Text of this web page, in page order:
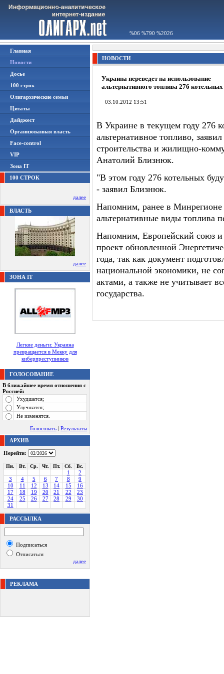
%06 %790 %2026
Главная
Новости
Досье
100 строк
Олигархические семьи
Цитаты
Дайджест
Организованная власть
Face-control
VIP
Зона IT
100 СТРОК
далее
ВЛАСТЬ
далее
ЗОНА IT
Легкие деньги: Украина
превращается в Мекку для
киберпреступников
ГОЛОСОВАНИЕ
В ближайшее время отношения с
Россией:
Ухудшатся;
Улучшатся;
Не изменятся.
Голосовать | Результаты
АРХИВ
Перейти:
Пн. Вт. Ср. Чт. Пт. Сб. Вс.
1
2
3
4 5 6 7 8
9
10
11 12 13 14 15
16
17
18 19 20 21 22
23
24
25 26 27 28 29
30
31
РАССЫЛКА
Подписаться
Отписаться
далее
РЕКЛАМА
НОВОСТИ
Украина переведет на использование
альтернативного топлива 276 котельных
03.10.2012 13:51
В Украине в текущем году 276
альтернативное топливо,
строительства и жилищно-
Анатолий Близнюк.
"В этом году 276 котельных
- заявил Близнюк.
Напомним, ранее в Минрегионе
альтернативные виды топлива
Напомним, Европейский союз
проект обновленной
года, так как документ
национальной экономики, не
актами, а также не учитывает
государства.